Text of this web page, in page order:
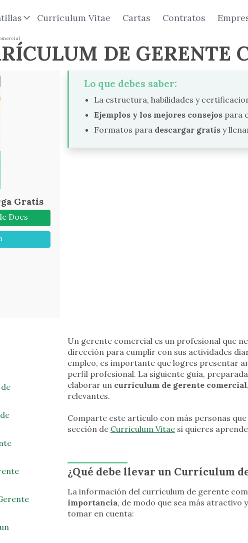
Curriculum Vitae Cartas Contratos
DE GERENTE
Gratis
Docs
Lo que debes saber:
La estructura, habilidades y
Ejemplos y los mejores consejospara
Formatos para descargar gratisy
Un gerente comercial es un profesional que
dirección para cumplir con sus actividades
empleo, es importante que logres presentar
perfil profesional. La siguiente guía,
elaborar un currículum de gerente comercial
relevantes.
Comparte este artículo con más personas
sección de Curriculum Vitaesi quieres
¿Qué debe llevar un Currículum
La información del currículum de gerente
importancia, de modo que sea más atractivo
tomar en cuenta: